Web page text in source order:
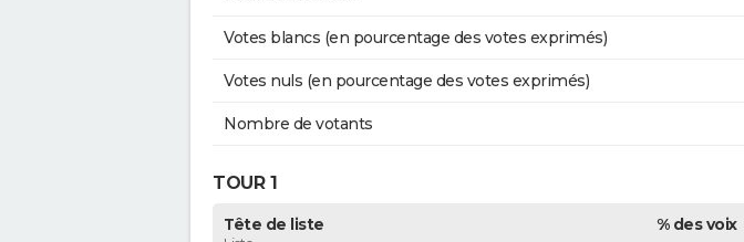
Votes blancs (en pourcentage des votes exprimés)
Votes nuls (en pourcentage des votes exprimés)
Nombre de votants
TOUR 1
Tête de liste % des voix